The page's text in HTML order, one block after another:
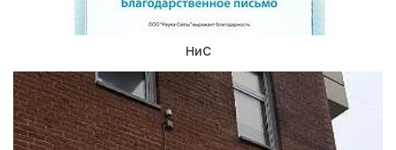
НиС